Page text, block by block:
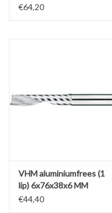
€64,20
VHM aluminiumfrees (1
lip) 6x76x38x6 MM
€44,40